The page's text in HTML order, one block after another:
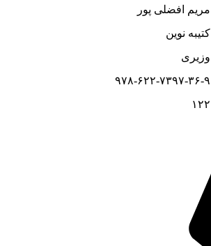
مریم افضلی پور
کتیبه نوین
وزیری
۹۷۸-۶۲۲-۷۳۹۷-۳۶-۹
۱۲۲